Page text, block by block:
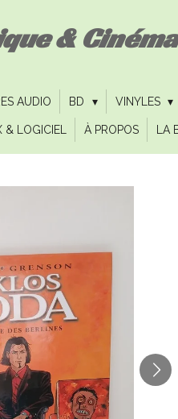
& Cinéma
AUDIO BD VINYLES
& LOGICIEL À PROPOS LA